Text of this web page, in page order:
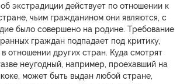
экстрадиции действует по отношении к
чьим гражданином они являются, с
было совершено на родине. Требование
граждан подпадает под критику,
отношении других стран. Куда смотрят
неугодный, например, проехавший на
может быть выдан любой стране,